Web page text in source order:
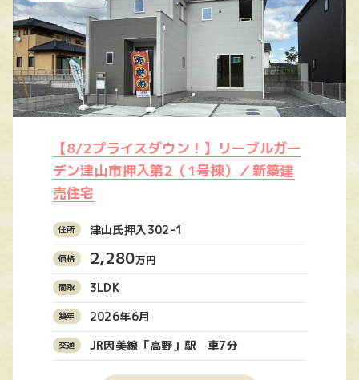
【8/2プライスダウン！】リーブルガー
デン津山市押入第2（1号棟）／新築建
売住宅
津山氏押入302-1
2,280万円
3LDK
2026年6月
JR因美線「高野」駅 車7分